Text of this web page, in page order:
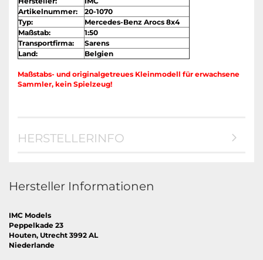
Artikelnummer:
20-1070
Typ:
Mercedes-Benz Arocs 8x4
Maßstab:
1:50
Transportfirma:
Sarens
Land:
Belgien
Maßstabs- und originalgetreues Kleinmodell für erwachsene
Sammler, kein Spielzeug!
HERSTELLERINFO
Hersteller Informationen
IMC Models
Peppelkade 23
Houten, Utrecht 3992 AL
Niederlande